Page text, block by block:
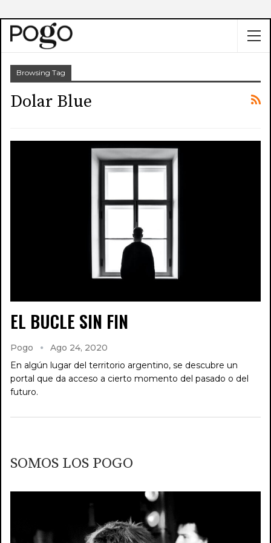
Browsing Tag
Dolar Blue
EL BUCLE SIN FIN
Pogo
Ago 24, 2020
En algún lugar del territorio argentino, se descubre un
portal que da acceso a cierto momento del pasado o del
futuro.
SOMOS LOS POGO